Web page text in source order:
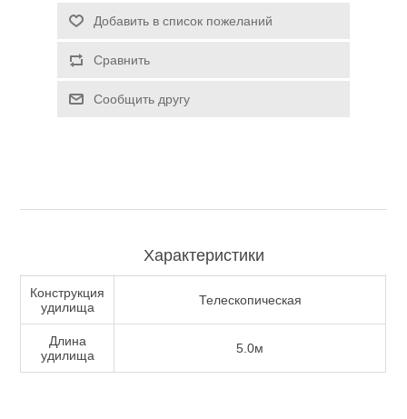
Добавить в список пожеланий
Сравнить
Сообщить другу
Характеристики
Конструкция
удилища
Телескопическая
Длина
удилища
5.0м